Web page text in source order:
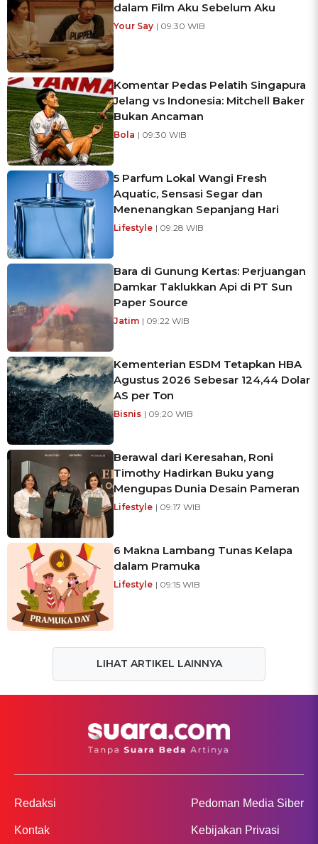
dalam Film Aku Sebelum Aku
Your Say | 09:30 WIB
Komentar Pedas Pelatih Singapura
Jelang vs Indonesia: Mitchell Baker
Bukan Ancaman
Bola | 09:30 WIB
5 Parfum Lokal Wangi Fresh
Aquatic, Sensasi Segar dan
Menenangkan Sepanjang Hari
Lifestyle | 09:28 WIB
Bara di Gunung Kertas: Perjuangan
Damkar Taklukkan Api di PT Sun
Paper Source
Jatim | 09:22 WIB
Kementerian ESDM Tetapkan HBA
Agustus 2026 Sebesar 124,44 Dolar
AS per Ton
Bisnis | 09:20 WIB
Berawal dari Keresahan, Roni
Timothy Hadirkan Buku yang
Mengupas Dunia Desain Pameran
Lifestyle | 09:17 WIB
6 Makna Lambang Tunas Kelapa
dalam Pramuka
Lifestyle | 09:15 WIB
LIHAT ARTIKEL LAINNYA
Redaksi
Kontak
Pedoman Media Siber
Kebijakan Privasi